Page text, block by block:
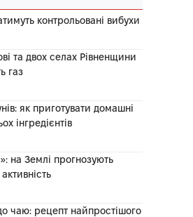
контрольовані вибухи
та двох селах Рівненщини
газ
як приготувати домашні
інгредієнтів
на Землі прогнозують
чаю: рецепт найпростішого